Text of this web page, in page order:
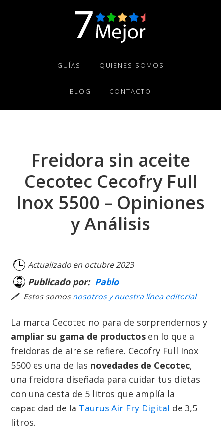
GUÍAS QUIENES SOMOS
BLOG CONTACTO
Freidora sin aceite
Cecotec Cecofry Full
Inox 5500 – Opiniones
y Análisis
Actualizado en octubre 2023
Publicado por: Pablo
🖊 Estos somosnosotros y nuestra línea editorial
La marca Cecotec no para de sorprendernos y
ampliar su gama de productos en lo que a
freidoras de aire se refiere. Cecofry Full Inox
5500 es una de las novedades de Cecotec,
una freidora diseñada para cuidar tus dietas
con una cesta de 5 litros que amplía la
capacidad de la Taurus Air Fry Digital de 3,5
litros.